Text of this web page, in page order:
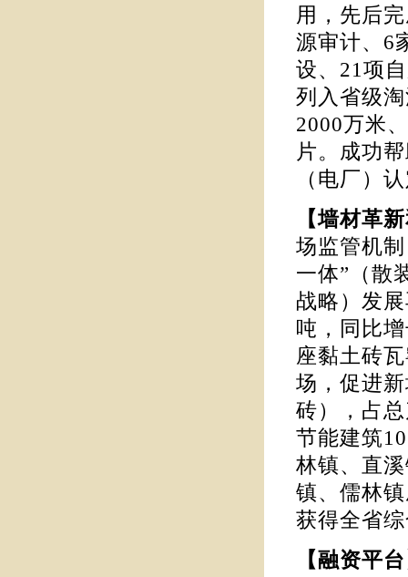
用，先后
源审计、6
设、21项
列入省级
2000万米
片。成功
（电厂）
【墙材革
场监管机
一体”（散
战略）发
吨，同比
座黏土砖
场，促进
砖），占
节能建筑
林镇、直
镇、儒林
获得全省
【融资平